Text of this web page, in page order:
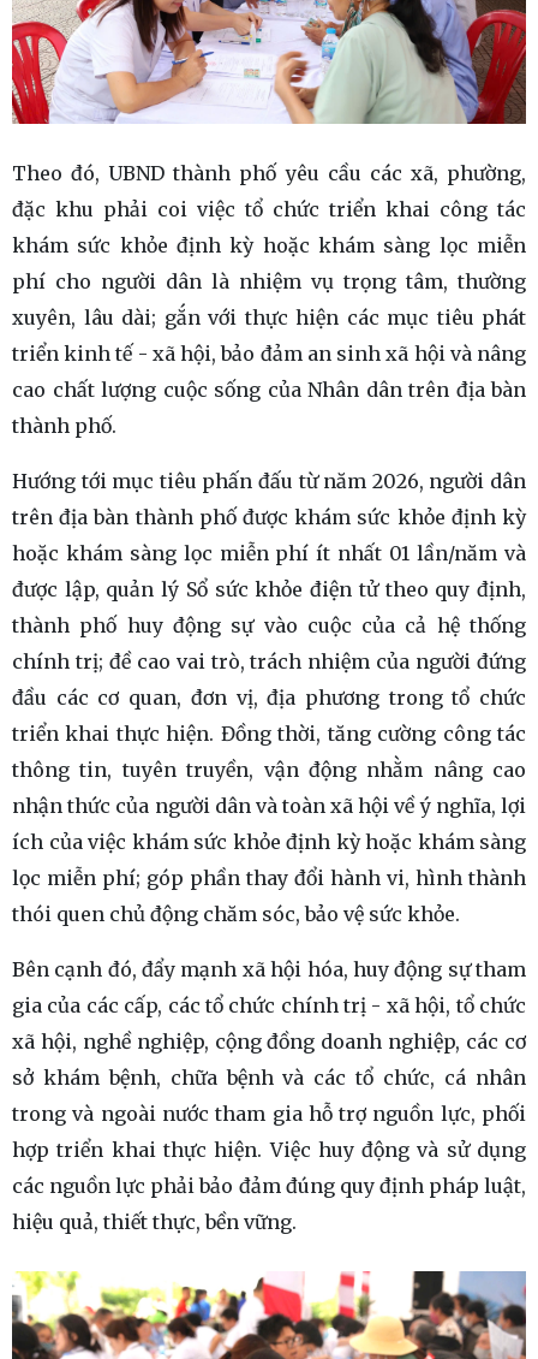
Theo đó, UBND thành phố yêu cầu các xã, phường,
đặc khu phải coi việc tổ chức triển khai công tác
khám sức khỏe định kỳ hoặc khám sàng lọc miễn
phí cho người dân là nhiệm vụ trọng tâm, thường
xuyên, lâu dài; gắn với thực hiện các mục tiêu phát
triển kinh tế - xã hội, bảo đảm an sinh xã hội và nâng
cao chất lượng cuộc sống của Nhân dân trên địa bàn
thành phố.
Hướng tới mục tiêu phấn đấu từ năm 2026, người dân
trên địa bàn thành phố được khám sức khỏe định kỳ
hoặc khám sàng lọc miễn phí ít nhất 01 lần/năm và
được lập, quản lý Sổ sức khỏe điện tử theo quy định,
thành phố huy động sự vào cuộc của cả hệ thống
chính trị; đề cao vai trò, trách nhiệm của người đứng
đầu các cơ quan, đơn vị, địa phương trong tổ chức
triển khai thực hiện. Đồng thời, tăng cường công tác
thông tin, tuyên truyền, vận động nhằm nâng cao
nhận thức của người dân và toàn xã hội về ý nghĩa, lợi
ích của việc khám sức khỏe định kỳ hoặc khám sàng
lọc miễn phí; góp phần thay đổi hành vi, hình thành
thói quen chủ động chăm sóc, bảo vệ sức khỏe.
Bên cạnh đó, đẩy mạnh xã hội hóa, huy động sự tham
gia của các cấp, các tổ chức chính trị - xã hội, tổ chức
xã hội, nghề nghiệp, cộng đồng doanh nghiệp, các cơ
sở khám bệnh, chữa bệnh và các tổ chức, cá nhân
trong và ngoài nước tham gia hỗ trợ nguồn lực, phối
hợp triển khai thực hiện. Việc huy động và sử dụng
các nguồn lực phải bảo đảm đúng quy định pháp luật,
hiệu quả, thiết thực, bền vững.